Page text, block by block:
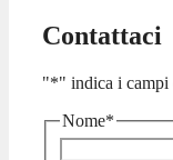
Contattaci
"*" indica i campi
Nome*